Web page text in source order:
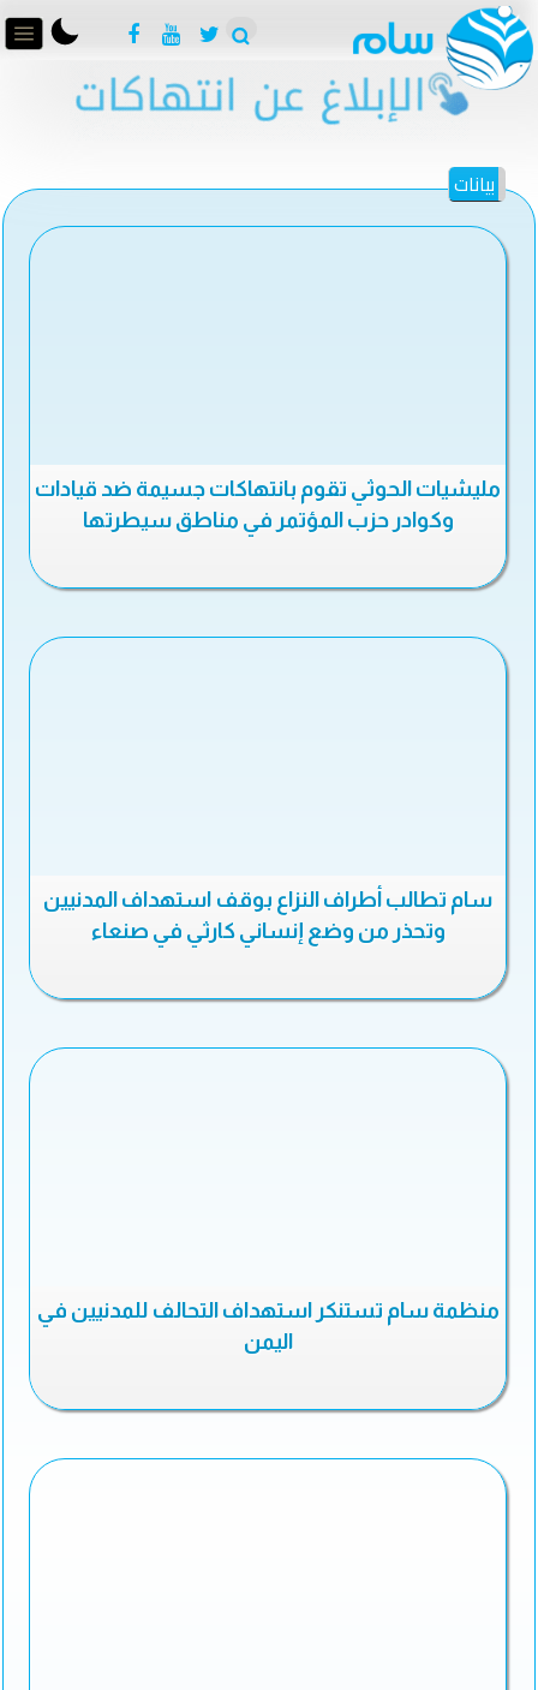
بيانات
مليشيات الحوثي تقوم بانتهاكات جسيمة ضد قيادات
وكوادر حزب المؤتمر في مناطق سيطرتها
سام تطالب أطراف النزاع بوقف استهداف المدنيين
وتحذر من وضع إنساني كارثي في صنعاء
منظمة سام تستنكر استهداف التحالف للمدنيين في
اليمن